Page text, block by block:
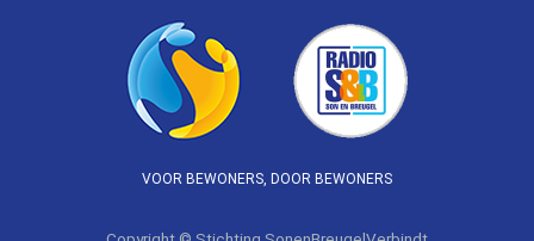
VOOR BEWONERS, DOOR BEWONERS